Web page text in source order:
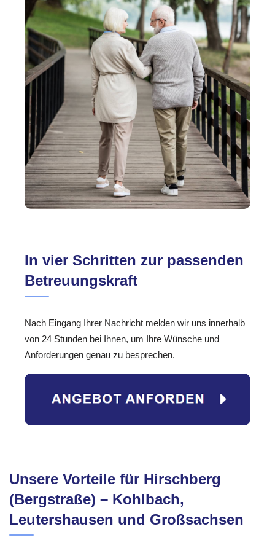
In vier Schritten zur passenden
Betreuungskraft
Nach Eingang Ihrer Nachricht melden wir uns innerhalb
von 24 Stunden bei Ihnen, um Ihre Wünsche und
Anforderungen genau zu besprechen.
Unsere Vorteile für Hirschberg
(Bergstraße) – Kohlbach,
Leutershausen und Großsachsen